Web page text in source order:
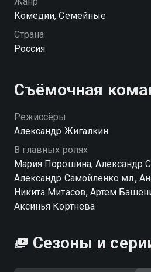
дел всё ещё ускользают. А
всегда, держат всю эту
тонусе. Главная традиция
тёплых семейных привычках.
живем» — смотрите онлайн в
Посмотреть онлайн 1 сезон
хорошем HD качестве на
Комедии, Семейные
Страна
Россия
Съёмочная
Режиссёры
Александр Жигалкин
В главных ролях
Мария Порошина, Александр
Александр Самойленко мл.,
Никита Митасов, Артем
Аксинья Кортнева
Сезоны и